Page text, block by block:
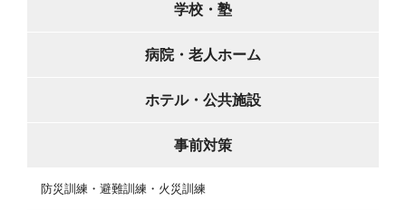
学校・塾
病院・老人ホーム
ホテル・公共施設
事前対策
防災訓練・避難訓練・火災訓練